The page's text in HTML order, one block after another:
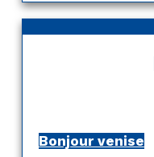
Bonjour venise